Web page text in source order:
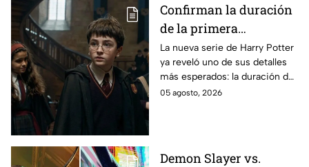
Confirman la duración
de la primera
temporada de Harry
Potter y emocionará a
los fans de los libros
La nueva serie de Harry Potter
ya reveló uno de sus detalles
más esperados: la duración de
la primera temporada basada
05 agosto, 2026
Demon Slayer vs.